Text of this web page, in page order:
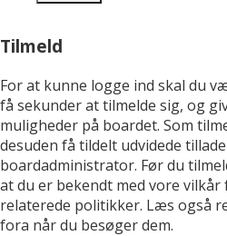
Tilmeld
For at kunne logge ind skal du
få sekunder at tilmelde sig, og
muligheder på boardet. Som
desuden få tildelt udvidede
boardadministrator. Før du
at du er bekendt med vore vilkår
relaterede politikker. Læs også
fora når du besøger dem.